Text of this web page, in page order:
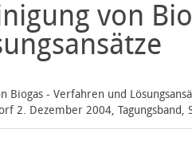
von
Biogas - Verfahren und
2. Dezember 2004, Tagungsband,